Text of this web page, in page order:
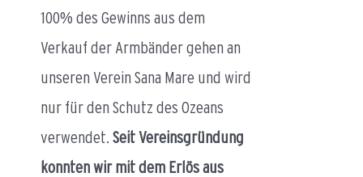
100% des Gewinns aus dem
Verkauf der Armbänder gehen an
unseren Verein Sana Mare und wird
nur für den Schutz des Ozeans
verwendet.Seit Vereinsgründung
konnten wir mit dem Erlös aus